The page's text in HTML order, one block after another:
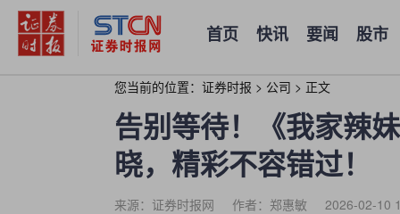
首页 快讯 要闻 股市
您当前的位置： 证券时报 > 公司 > 正文
告别等待！《我家辣
晓，精彩不容错过！
来源：证券时报网 作者：郑惠敏 2026-02-10